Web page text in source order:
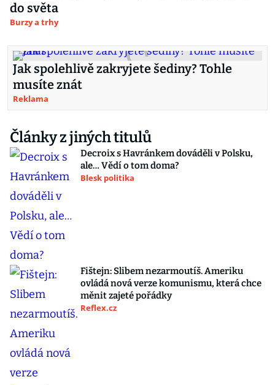
do světa
Burzy a trhy
Jak spolehlivě zakryjete šediny? Tohle
musíte znát
Reklama
Články z jiných titulů
Decroix s Havránkem dováděli v Polsku,
ale… Vědí o tom doma?
Blesk politika
Fištejn: Slibem nezarmoutíš. Ameriku
ovládá nová verze komunismu, která chce
měnit zajeté pořádky
Reflex.cz